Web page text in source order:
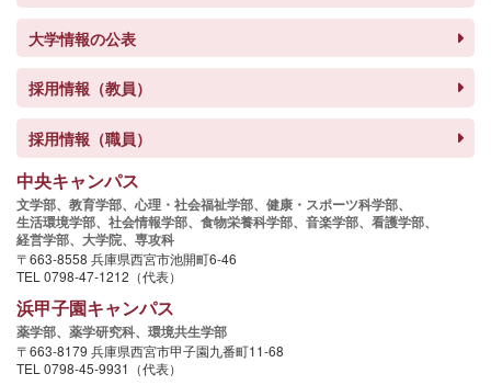
大学情報の公表
採用情報（教員）
採用情報（職員）
中央キャンパス
文学部、 教育学部、 心理・社会福祉学部、 健康・スポーツ科学部、
生活環境学部、 社会情報学部、 食物栄養科学部、 音楽学部、 看護学部、
経営学部、 大学院、 専攻科
〒663-8558 兵庫県西宮市池開町6-46
TEL 0798-47-1212（代表）
浜甲子園キャンパス
薬学部、 薬学研究科、 環境共生学部
〒663-8179 兵庫県西宮市甲子園九番町11-68
TEL 0798-45-9931（代表）